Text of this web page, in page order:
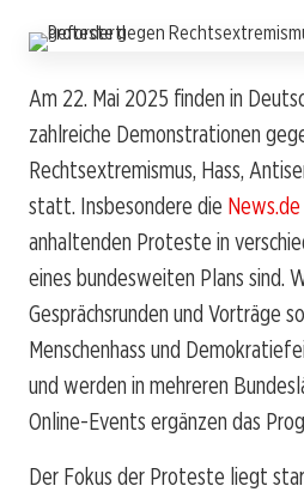
Am 22. Mai 2025 finden in
zahlreiche Demonstrationen
Rechtsextremismus, Hass,
statt. Insbesondere die News.de
anhaltenden Proteste in
eines bundesweiten Plans sind.
Gesprächsrunden und Vorträge
Menschenhass und
und werden in mehreren
Online-Events ergänzen das
Der Fokus der Proteste liegt